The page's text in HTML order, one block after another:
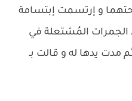
و إرتسمت إبتسامة
المُشتعلة في
ثم مدت يدها له و قالت بـ